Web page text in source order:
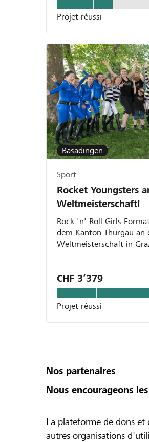
Projet réussi
Basadingen
Sport
Rocket Youngsters
Weltmeisterschaft!
Rock 'n' Roll Girls
dem Kanton Thurgau an
Weltmeisterschaft in
CHF 3’379
Projet réussi
Nos partenaires
Nous encourageons
La plateforme de dons et
autres organisations